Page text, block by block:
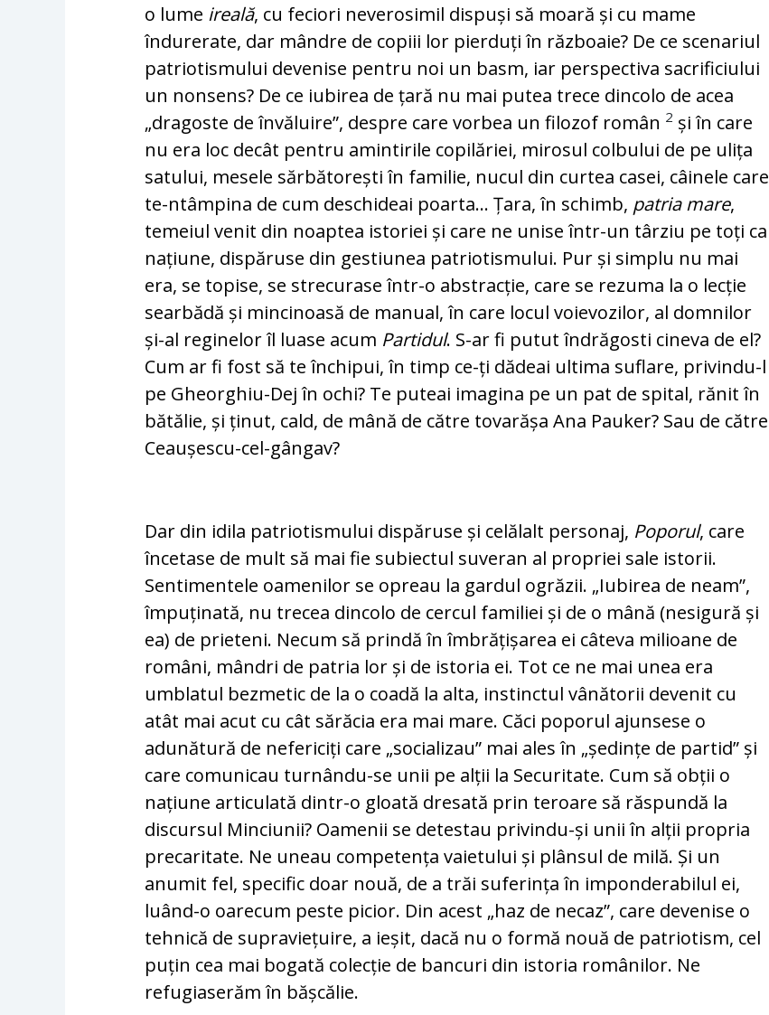
o lume ireală, cu feciori neverosimil dispuși să moară și cu mame
îndurerate, dar mândre de copiii lor pierduți în războaie? De ce scenariul
patriotismului devenise pentru noi un basm, iar perspectiva sacrificiului
un nonsens? De ce iubirea de țară nu mai putea trece dincolo de acea
„dragoste de învăluire”, despre care vorbea un filozof român 2 și în care
nu era loc decât pentru amintirile copilăriei, mirosul colbului de pe ulița
satului, mesele sărbătorești în familie, nucul din curtea casei, câinele care
te-ntâmpina de cum deschideai poarta… Țara, în schimb, patria mare,
temeiul venit din noaptea istoriei și care ne unise într-un târziu pe toți ca
națiune, dispăruse din gestiunea patriotismului. Pur și simplu nu mai
era, se topise, se strecurase într-o abstracție, care se rezuma la o lecție
searbădă și mincinoasă de manual, în care locul voievozilor, al domnilor
și-al reginelor îl luase acum Partidul. S-ar fi putut îndrăgosti cineva de el?
Cum ar fi fost să te închipui, în timp ce-ți dădeai ultima suflare, privindu-l
pe Gheorghiu-Dej în ochi? Te puteai imagina pe un pat de spital, rănit în
bătălie, și ținut, cald, de mână de către tovarășa Ana Pauker? Sau de către
Ceaușescu-cel-gângav?
Dar din idila patriotismului dispăruse și celălalt personaj, Poporul, care
încetase de mult să mai fie subiectul suveran al propriei sale istorii.
Sentimentele oamenilor se opreau la gardul ogrăzii. „Iubirea de neam”,
împuținată, nu trecea dincolo de cercul familiei și de o mână (nesigură și
ea) de prieteni. Necum să prindă în îmbrățișarea ei câteva milioane de
români, mândri de patria lor și de istoria ei. Tot ce ne mai unea era
umblatul bezmetic de la o coadă la alta, instinctul vânătorii devenit cu
atât mai acut cu cât sărăcia era mai mare. Căci poporul ajunsese o
adunătură de nefericiți care „socializau” mai ales în „ședințe de partid” și
care comunicau turnându-se unii pe alții la Securitate. Cum să obții o
națiune articulată dintr-o gloată dresată prin teroare să răspundă la
discursul Minciunii? Oamenii se detestau privindu-și unii în alții propria
precaritate. Ne uneau competența vaietului și plânsul de milă. Și un
anumit fel, specific doar nouă, de a trăi suferința în imponderabilul ei,
luând-o oarecum peste picior. Din acest „haz de necaz”, care devenise o
tehnică de supraviețuire, a ieșit, dacă nu o formă nouă de patriotism, cel
puțin cea mai bogată colecție de bancuri din istoria românilor. Ne
refugiaserăm în bășcălie.